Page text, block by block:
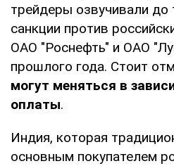
трейдеры озвучивали
санкции против
ОАО "Роснефть" и ОАО
прошлого года. Стоит
могут меняться в
оплаты.
Индия, которая
основным покупателем